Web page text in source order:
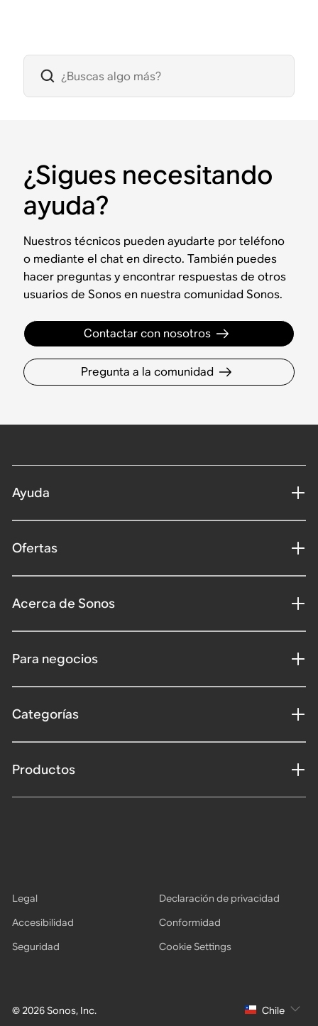
¿Sigues necesitando
ayuda?
Nuestros técnicos pueden ayudarte por teléfono
o mediante el chat en directo. También puedes
hacer preguntas y encontrar respuestas de otros
usuarios de Sonos en nuestra comunidad Sonos.
Contactar con nosotros
Pregunta a la comunidad
Ayuda
Ofertas
Acerca de Sonos
Para negocios
Categorías
Productos
© 2026 Sonos, Inc.
Legal
Declaración de privacidad
Accesibilidad
Conformidad
Seguridad
Cookie Settings
Chile